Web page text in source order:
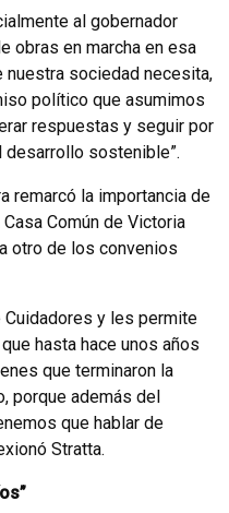
al gobernador
obras en marcha en esa
nuestra sociedad necesita,
político que asumimos
respuestas y seguir por
sostenible”.
remarcó la importancia de
Común de Victoria
otro de los convenios
Cuidadores y les permite
hasta hace unos años
que terminaron la
porque además del
que hablar de
Stratta.